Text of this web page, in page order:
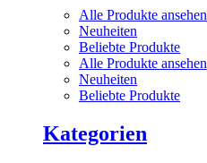
Alle Produkte ansehen
Neuheiten
Beliebte Produkte
Alle Produkte ansehen
Neuheiten
Beliebte Produkte
Kategorien